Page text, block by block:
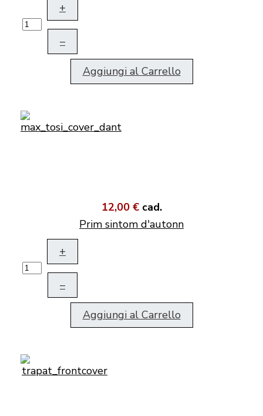
+
–
Aggiungi al Carrello
12,00 € cad.
Prim sintom d'autonn
+
–
Aggiungi al Carrello